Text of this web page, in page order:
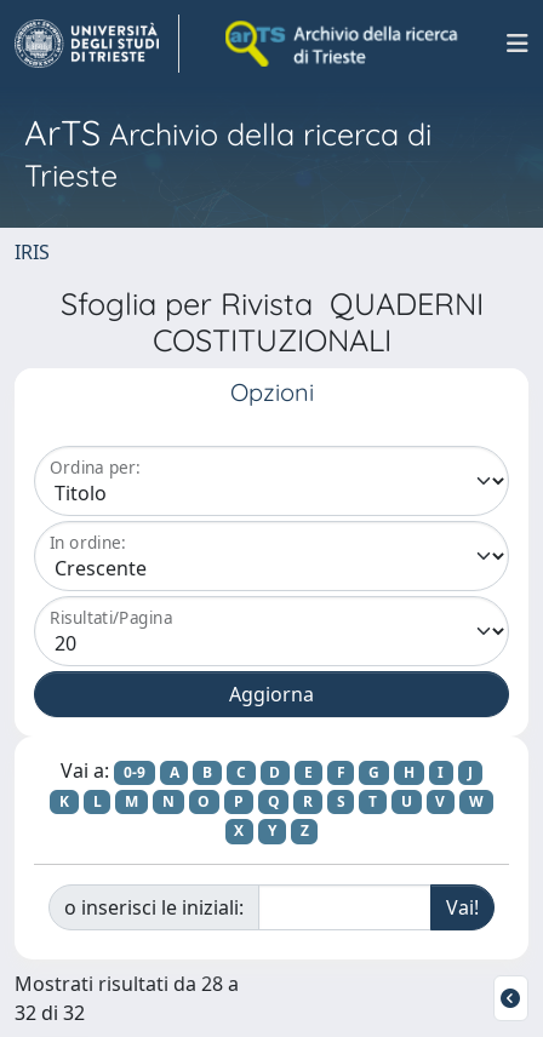
ArTS Archivio della ricerca di
Trieste
IRIS
Sfoglia per Rivista QUADERNI
COSTITUZIONALI
Opzioni
Ordina per:
In ordine:
Risultati/Pagina
Vai a: 0-9 A B C D E F G H I
J
K
L M N O P Q R S T U V
W
X
Y Z
o inserisci le iniziali:
Mostrati risultati da 28 a
32 di 32